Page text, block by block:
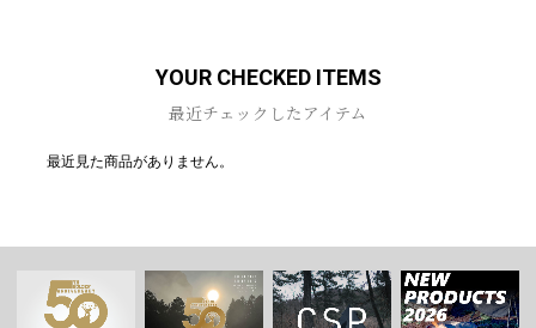
YOUR CHECKED ITEMS
最近チェックしたアイテム
最近見た商品がありません。